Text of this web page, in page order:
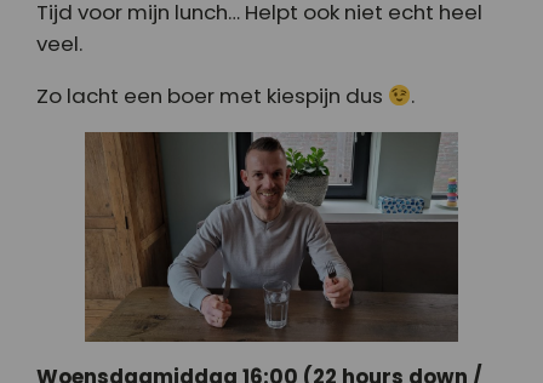
Tijd voor mijn lunch… Helpt ook niet echt heel
veel.
Zo lacht een boer met kiespijn dus
.